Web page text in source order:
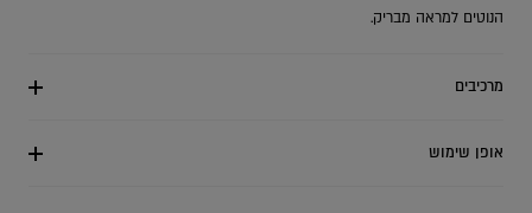
הנוטים למראה מבריק.
מרכיבים
אופן שימוש